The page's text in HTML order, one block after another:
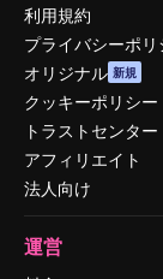
利用規約
プライバシーポリ
オリジナル 新規
クッキーポリシー
トラストセンター
アフィリエイト
法人向け
運営